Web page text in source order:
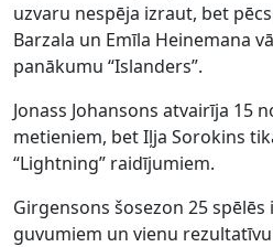
uzvaru nespēja izraut, bet
Barzala un Emīla Heinemana
panākumu “Islanders”.
Jonass Johansons atvairīja 15
metieniem, bet Iļja Sorokins
“Lightning” raidījumiem.
Girgensons šosezon 25
guvumiem un vienu